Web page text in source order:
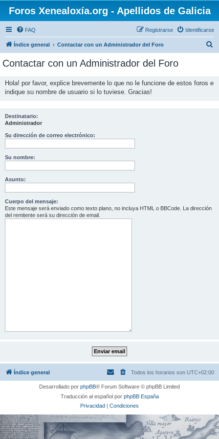
Foros Xenealoxía.org - Apellidos de Galicia
FAQ Identificarse
Registrarse
Índice general Contactar con un Administrador del Foro
Contactar con un Administrador del Foro
Hola! por favor, explice brevemente lo que no le funcione de estos foros e
indique su nombre de usuario si lo tuviese. Gracias!
Destinatario:
Administrador
Su dirección de correo electrónico:
Su nombre:
Asunto:
Cuerpo del mensaje:
Este mensaje será enviado como texto plano, no incluya HTML o BBCode. La dirección
del remitente será su dirección de email.
Índice general Todos los horarios son UTC+02:00
Desarrollado por phpBB® Forum Software © phpBB Limited
Traducción al español por phpBB España
Privacidad | Condiciones